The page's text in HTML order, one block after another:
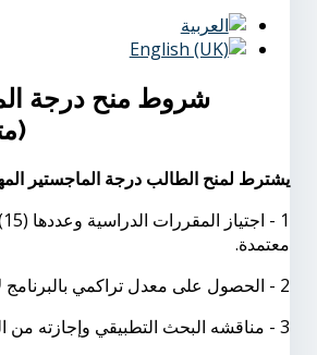
شروط منح درجة
يشترط لمنح الطالب درجة الماجستير
معتمدة.
2 - الحصول على معدل تراكمي بالبرنامج لا يقل عن 3 من 5
3 - مناقشه البحث التطبيقي وإجازته من اللجنة المشكلة.